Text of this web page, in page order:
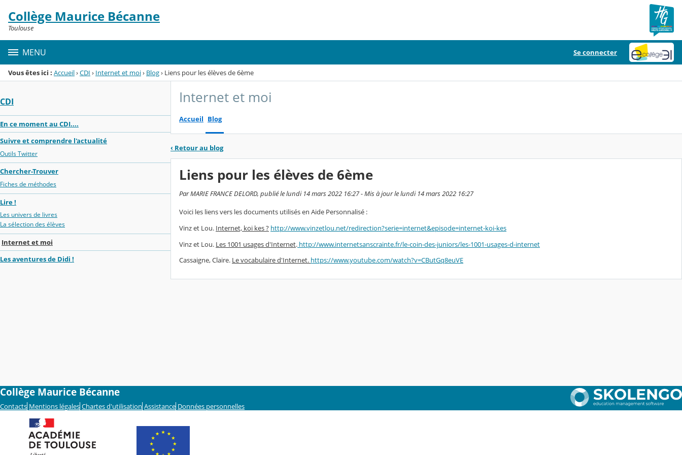
Menu de la rubrique
Contenu
Collège Maurice Bécanne
Toulouse
MENU Se connecter
Vous êtes ici : Accueil›CDI › Internet et moi› Blog› Liens pour les élèves de 6ème
CDI
En ce moment au CDI....
Suivre et comprendre l'actualité
Outils Twitter
Chercher-Trouver
Fiches de méthodes
Lire !
Les univers de livres
La sélection des élèves
Internet et moi
Les aventures de Didi !
Internet et moi
Accueil Blog
‹ Retour au blog
Liens pour les élèves de 6ème
Par MARIE FRANCE DELORD, publié le lundi 14 mars 2022 16:27 - Mis à jour le lundi 14 mars 2022 16:27
Voici les liens vers les documents utilisés en Aide Personnalisé :
Vinz et Lou. Internet, koi kes ? http://www.vinzetlou.net/redirection?serie=internet&episode=internet-koi-kes
Vinz et Lou. Les 1001 usages d'Internet. http://www.internetsanscrainte.fr/le-coin-des-juniors/les-1001-usages-d-internet
Cassaigne, Claire. Le vocabulaire d'Internet. https://www.youtube.com/watch?v=CButGq8euVE
Collège Maurice Bécanne
Contacts Mentions légales Chartes d'utilisation Assistance Données personnelles